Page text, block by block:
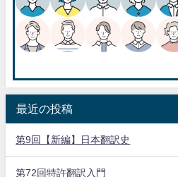
最近の投稿
第9回【新編】日本翻訳史
第72回特許翻訳入門